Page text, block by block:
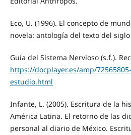
Eco, U. (1996). El concepto de
novela: antología del texto del siglo
Guía del Sistema Nervioso (s.f.).
https://docplayer.es/amp/
estudio.html
Infante, L. (2005). Escritura de la
América Latina. El retorno de las
personal al diario de México.